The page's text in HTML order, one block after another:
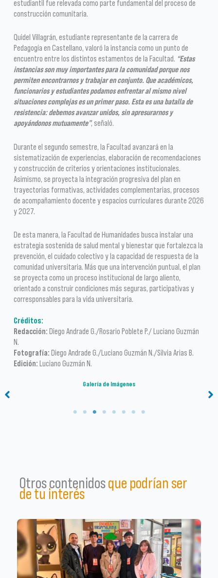
estudiantil fue relevada como parte fundamental del proceso de
construcción comunitaria.
Quidel Villagrán, estudiante representante de la carrera de
Pedagogía en Castellano, valoró la instancia como un punto de
encuentro entre los distintos estamentos de la Facultad. “Estas
instancias son muy importantes para la comunidad porque nos
permiten encontrarnos y trabajar en conjunto. Que académicos,
funcionarios y estudiantes podamos enfrentar al mismo nivel
situaciones complejas es un primer paso. Esta es una batalla de
resistencia: debemos avanzar unidos, sin apresurarnos y
apoyándonos mutuamente”, señaló.
Durante el segundo semestre, la Facultad avanzará en la
sistematización de experiencias, elaboración de recomendaciones
y construcción de criterios y orientaciones institucionales.
Asimismo, se proyecta la integración progresiva del plan en
trayectorias formativas, actividades complementarias, procesos
de acompañamiento docente y espacios curriculares durante 2026
y 2027.
De esta manera, la Facultad de Humanidades busca instalar una
estrategia sostenida de salud mental y bienestar que fortalezca la
prevención, el cuidado colectivo y la capacidad de respuesta de la
comunidad universitaria. Más que una intervención puntual, el plan
se proyecta como un proceso institucional de largo aliento,
orientado a construir condiciones más seguras, participativas y
corresponsables para la vida universitaria.
Créditos:
Redacción: Diego Andrade G./Rosario Poblete P./ Luciano Guzmán
N.
Fotografía: Diego Andrade G./Luciano Guzmán N./Silvia Arias B.
Edición: Luciano Guzmán N.
Galería de Imágenes
Otros contenidosque podrían ser
de tu interés